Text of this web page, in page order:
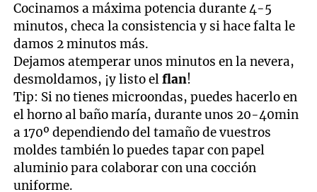
Cocinamos a máxima potencia durante 4-5
minutos, checa la consistencia y si hace falta le
damos 2 minutos más.
Dejamos atemperar unos minutos en la nevera,
desmoldamos, ¡y listo elflan!
Tip: Si no tienes microondas, puedes hacerlo en
el horno al baño maría, durante unos 20-40min
a 170º dependiendo del tamaño de vuestros
moldes también lo puedes tapar con papel
aluminio para colaborar con una cocción
uniforme.